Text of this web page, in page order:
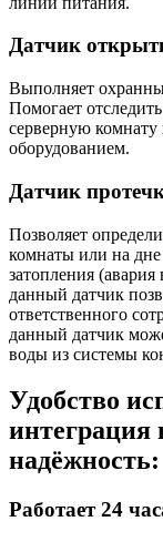
Датчик
Выполняет
Помогает
серверную
оборудованием.
Датчик
Позволяет
комнаты или на
затопления
данный датчик
ответственного
данный датчик
воды из системы
Удобство
надёжность:
Работает 24